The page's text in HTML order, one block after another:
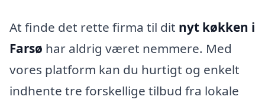
At finde det rette firma til dit nyt køkken i
Farsø har aldrig været nemmere. Med
vores platform kan du hurtigt og enkelt
indhente tre forskellige tilbud fra lokale